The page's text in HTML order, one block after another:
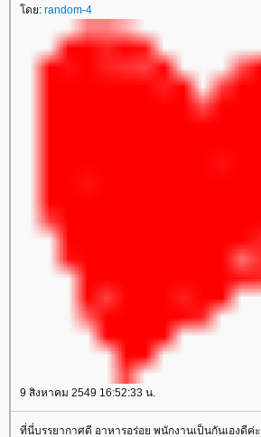
ดย: random-4
9 สิงหาคม 2549 16:52:33 น.
ที่นี่บรรยากาศดี อาหารอร่อย พนักงานเป็นกันเองดีค่ะ